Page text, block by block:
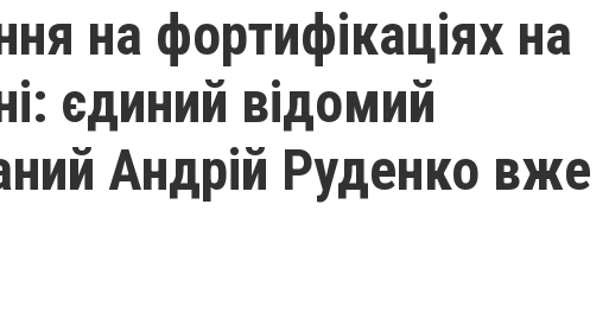
на фортифікаціях на
єдиний відомий
Андрій Руденко вже